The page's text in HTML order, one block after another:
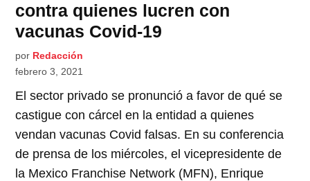
contra quienes lucren con
vacunas Covid-19
por Redacción
febrero 3, 2021
El sector privado se pronunció a favor de qué se
castigue con cárcel en la entidad a quienes
vendan vacunas Covid falsas. En su conferencia
de prensa de los miércoles, el vicepresidente de
la Mexico Franchise Network (MFN), Enrique